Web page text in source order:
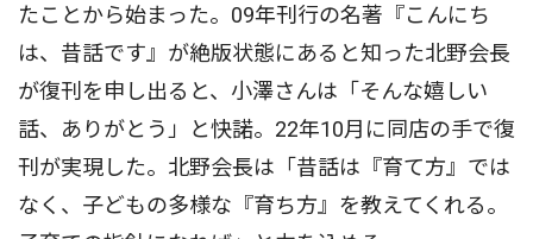
たことから始まった。09年刊行の名著『こんにち
は、昔話です』が絶版状態にあると知った北野会長
が復刊を申し出ると、小澤さんは「そんな嬉しい
話、ありがとう」と快諾。22年10月に同店の手で復
刊が実現した。北野会長は「昔話は『育て方』では
なく、子どもの多様な『育ち方』を教えてくれる。